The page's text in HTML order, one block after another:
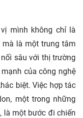
mình không chỉ là
là một trung tâm
sâu với thị trường
của công nghệ
biệt. Việc hợp tác
một trong những
là một bước đi chiến